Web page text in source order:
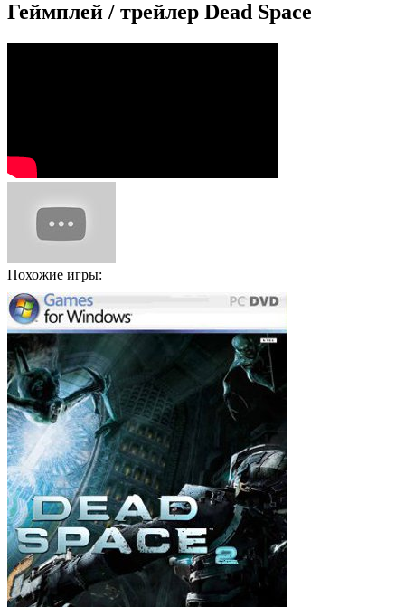
Геймплей / трейлер Dead Space
Похожие игры: